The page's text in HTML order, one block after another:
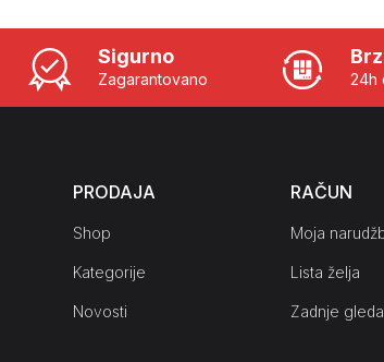
Sigurno
Zagarantovano 24h
PRODAJA
Shop
Kategorije
Novosti
RAČUN
Moja
Lista želja
Zadnje